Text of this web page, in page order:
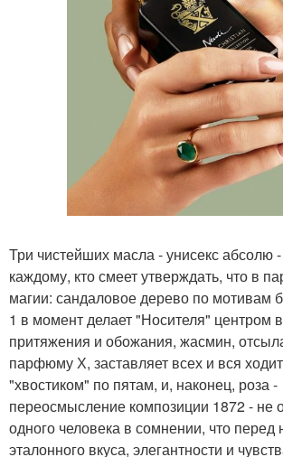
Три чистейших масла - унисекс абсолю
каждому, кто смеет утверждать, что в
магии: сандаловое дерево по мотивам
1 в момент делает "Носителя" центром
притяжения и обожания, жасмин,
парфюму Х, заставляет всех и вся
"хвостиком" по пятам, и, наконец, роза -
переосмысление композиции 1872 - не
одного человека в сомнении, что перед
эталонного вкуса, элегантности и